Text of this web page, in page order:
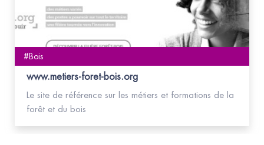
#Bois
www.metiers-foret-bois.org
Le site de référence sur les métiers et formations de la
forêt et du bois